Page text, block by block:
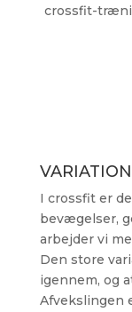
crossfit-
VARIATION
I crossfit er
bevægelser,
arbejder vi
Den store
igennem, og
Afvekslingen